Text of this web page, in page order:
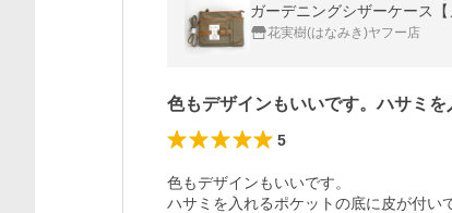
ガーデニングシザーケース
花実樹(はなみき)ヤフー店
色もデザインもいいです。ハサミ
5
色もデザインもいいです。
ハサミを入れるポケットの底に皮が付い